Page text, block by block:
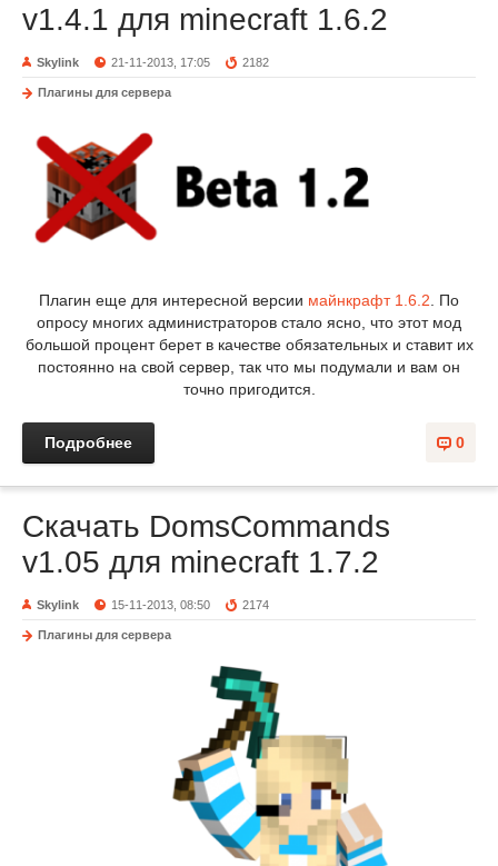
v1.4.1 для minecraft 1.6.2
Skylink 21-11-2013, 17:05 2182
Плагины для сервера
Плагин еще для интересной версии майнкрафт 1.6.2 . По
опросу многих администраторов стало ясно, что этот мод
большой процент берет в качестве обязательных и ставит их
постоянно на свой сервер, так что мы подумали и вам он
точно пригодится.
0
Подробнее
Скачать DomsCommands
v1.05 для minecraft 1.7.2
Skylink 15-11-2013, 08:50 2174
Плагины для сервера